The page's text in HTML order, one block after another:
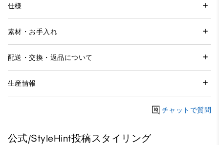
仕様
素材・お手入れ
配送・交換・返品について
生産情報
チャットで質問
公式/StyleHint投稿スタイリング